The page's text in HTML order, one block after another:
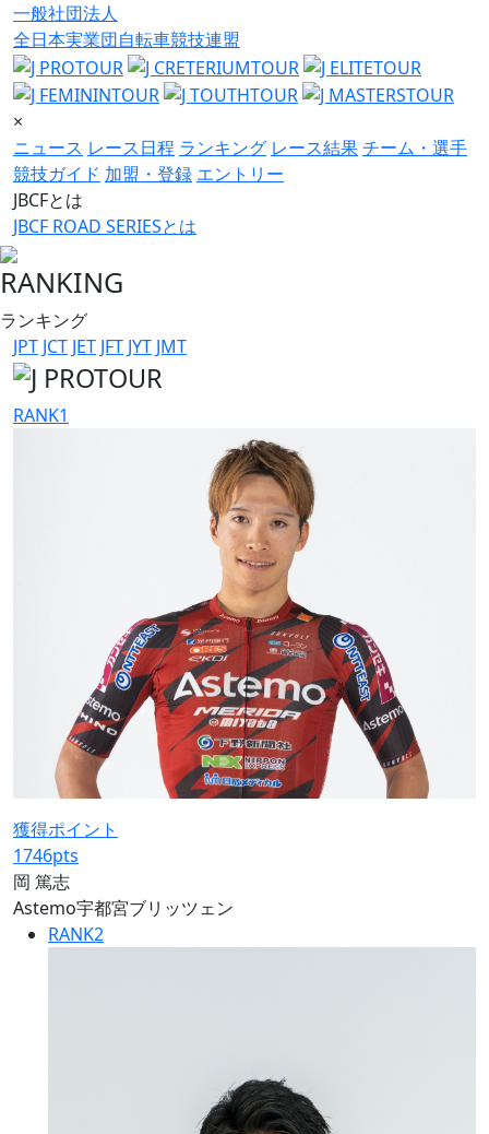
一般社団法人
全日本実業団自転車競技連盟
×
ニュース レース日程 ランキング レース結果チーム・選手
競技ガイド 加盟・登録 エントリー
JBCFとは
JBCF ROAD SERIESとは
RANKING
ランキング
JPT JCT JET JFT JYT JMT
RANK1
獲得ポイント
1746pts
岡 篤志
Astemo宇都宮ブリッツェン
RANK2